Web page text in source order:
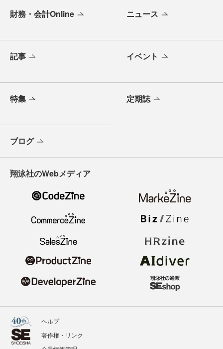
財務・会計Online ニュース
記事 イベント
特集 定期誌
ブログ
翔泳社のWebメディア
ヘルプ
著作権・リンク